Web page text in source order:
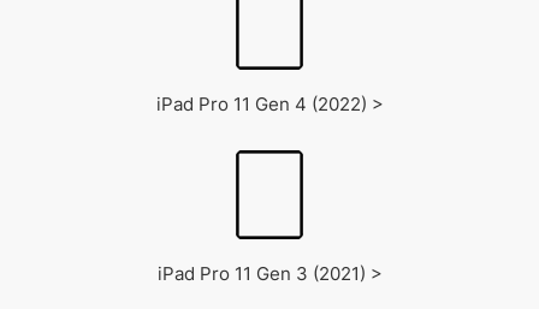
iPad Pro 11 Gen 4 (2022) >
iPad Pro 11 Gen 3 (2021) >